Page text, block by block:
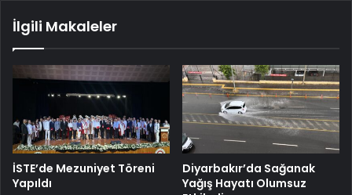
İlgili Makaleler
İSTE’de Mezuniyet Töreni
Yapıldı
Diyarbakır’da Sağanak
Yağış Hayatı Olumsuz